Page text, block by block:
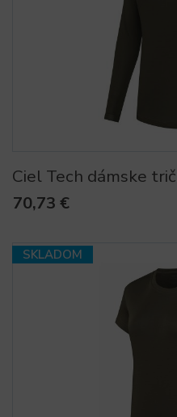
Ciel Tech dámske
70,73 €
SKLADOM